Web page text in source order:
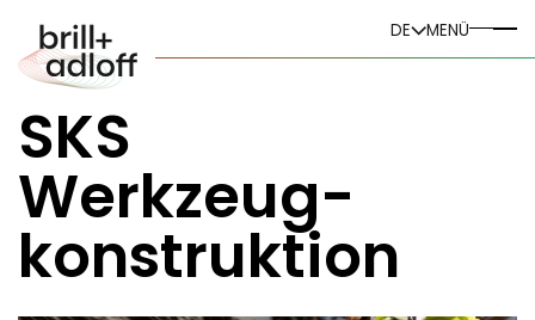
DE MENÜ
SKS ­
Werkzeug-
konstruk­tion